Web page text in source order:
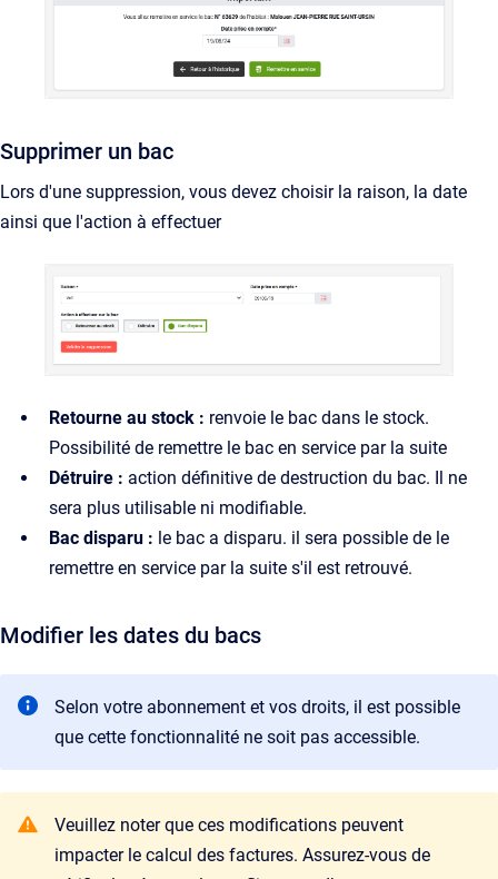
Supprimer un bac
Lors d'une suppression, vous devez choisir la raison, la date
ainsi que l'action à effectuer
Retourne au stock : renvoie le bac dans le stock.
Possibilité de remettre le bac en service par la suite
Détruire : action définitive de destruction du bac. Il ne
sera plus utilisable ni modifiable.
Bac disparu : le bac a disparu. il sera possible de le
remettre en service par la suite s'il est retrouvé.
Modifier les dates du bacs
Selon votre abonnement et vos droits, il est possible
que cette fonctionnalité ne soit pas accessible.
Veuillez noter que ces modifications peuvent
impacter le calcul des factures. Assurez-vous de